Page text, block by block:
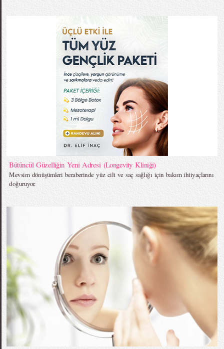
Bütüncül Güzelliğin Yeni Adresi (Longevity Kliniği)
Mevsim dönüşümleri beraberinde yüz cilt ve saç sağlığı için bakım ihtiyaçlarını
doğuruyor.